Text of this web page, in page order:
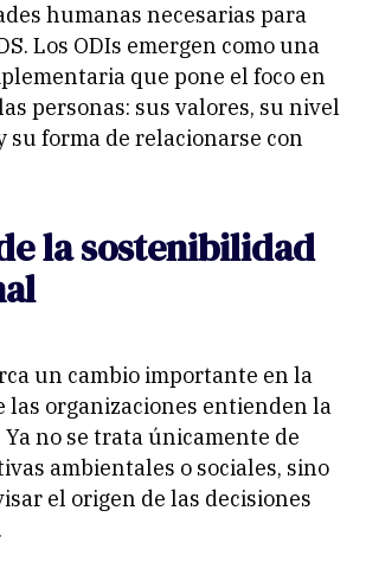
humanas necesarias para
Los ODIs emergen como una
que pone el foco en
personas: sus valores, su nivel
su forma de relacionarse con
la sostenibilidad
un cambio importante en la
las organizaciones entienden la
no se trata únicamente de
ambientales o sociales, sino
el origen de las decisiones